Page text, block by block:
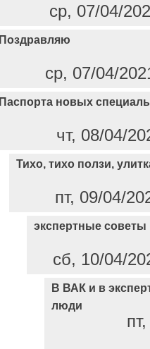
ср, 07/04/
Поздравляю
ср, 07/04/
Паспорта новых
чт, 08/04/
Тихо, тихо ползи,
пт, 09/04/
экспертные советы
сб, 10/04/
В ВАК и в
люди